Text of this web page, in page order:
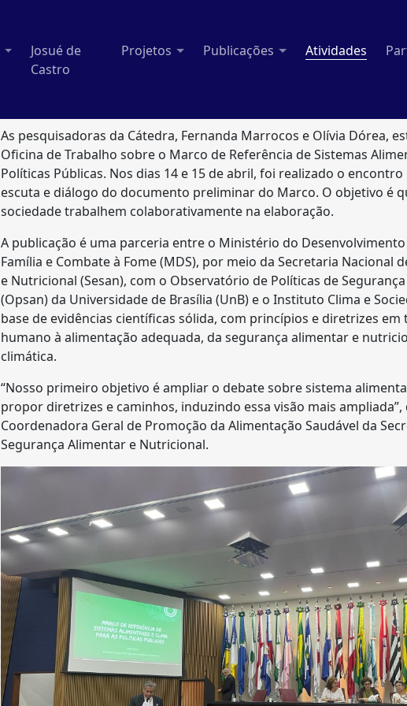
Josué de
Castro
Projetos Publicações Atividades
As pesquisadoras da Cátedra, Fernanda Marrocos e Olívia Dórea,
Oficina de Trabalho sobre o Marco de Referência de Sistemas
Políticas Públicas. Nos dias 14 e 15 de abril, foi realizado o
escuta e diálogo do documento preliminar do Marco. O objetivo é
sociedade trabalhem colaborativamente na elaboração.
A publicação é uma parceria entre o Ministério do Desenvolvimento
Família e Combate à Fome (MDS), por meio da Secretaria Nacional
e Nutricional (Sesan), com o Observatório de Políticas de
(Opsan) da Universidade de Brasília (UnB) e o Instituto Clima e
base de evidências científicas sólida, com princípios e diretrizes
humano à alimentação adequada, da segurança alimentar e
climática.
“Nosso primeiro objetivo é ampliar o debate sobre sistema
propor diretrizes e caminhos, induzindo essa visão mais ampliada”,
Coordenadora Geral de Promoção da Alimentação Saudável da
Segurança Alimentar e Nutricional.